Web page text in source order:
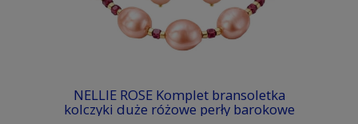
NELLIE ROSE Komplet bransoletka
kolczyki duże różowe perły barokowe